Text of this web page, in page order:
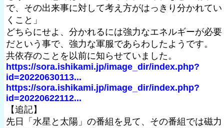
で、その出来事に対して考え方がはっきり分かれてい
くこと」
どちらにせよ、分かれるには強力なエネルギーが必要
だという事で、強力な軍服であらわしたようです。
共依存のことを以前に知らせていました。
https://sora.ishikami.jp/image_dir/index.php?
id=20220630113...
https://sora.ishikami.jp/image_dir/index.php?
id=20220622112...
【追記】
先日「水星と太陽」の番組を見て、その番組では磁力